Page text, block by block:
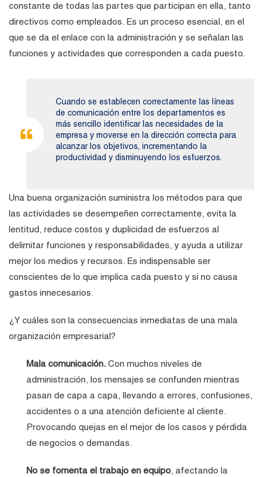
constante de todas las partes que participan en ella, tanto
directivos como empleados. Es un proceso esencial, en el
que se da el enlace con la administración y se señalan las
funciones y actividades que corresponden a cada puesto.
Cuando se establecen correctamente las líneas
de comunicación entre los departamentos es
más sencillo identificar las necesidades de la
empresa y moverse en la dirección correcta para
alcanzar los objetivos, incrementando la
productividad y disminuyendo los esfuerzos.
Una buena organización suministra los métodos para que
las actividades se desempeñen correctamente, evita la
lentitud, reduce costos y duplicidad de esfuerzos al
delimitar funciones y responsabilidades, y ayuda a utilizar
mejor los medios y recursos. Es indispensable ser
conscientes de lo que implica cada puesto y si no causa
gastos innecesarios.
¿Y cuáles son la consecuencias inmediatas de una mala
organización empresarial?
Mala comunicación. Con muchos niveles de
administración, los mensajes se confunden mientras
pasan de capa a capa, llevando a errores, confusiones,
accidentes o a una atención deficiente al cliente.
Provocando quejas en el mejor de los casos y pérdida
de negocios o demandas.
No se fomenta el trabajo en equipo, afectando la